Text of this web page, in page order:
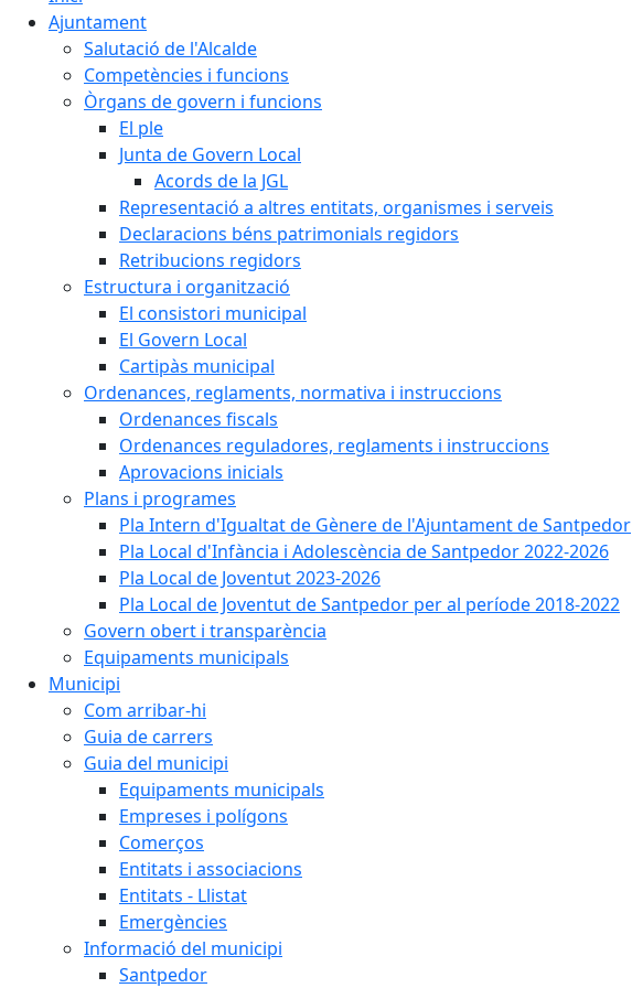
Ajuntament
Salutació de l'Alcalde
Competències i funcions
Òrgans de govern i funcions
El ple
Junta de Govern Local
Acords de la JGL
Representació a altres entitats, organismes i serveis
Declaracions béns patrimonials regidors
Retribucions regidors
Estructura i organització
El consistori municipal
El Govern Local
Cartipàs municipal
Ordenances, reglaments, normativa i instruccions
Ordenances fiscals
Ordenances reguladores, reglaments i instruccions
Aprovacions inicials
Plans i programes
Pla Intern d'Igualtat de Gènere de l'Ajuntament de Santpedor
Pla Local d'Infància i Adolescència de Santpedor 2022-2026
Pla Local de Joventut 2023-2026
Pla Local de Joventut de Santpedor per al període 2018-2022
Govern obert i transparència
Equipaments municipals
Municipi
Com arribar-hi
Guia de carrers
Guia del municipi
Equipaments municipals
Empreses i polígons
Comerços
Entitats i associacions
Entitats - Llistat
Emergències
Informació del municipi
Santpedor